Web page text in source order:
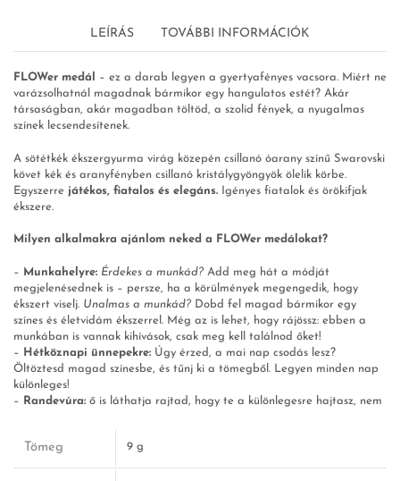
LEÍRÁS TOVÁBBI INFORMÁCIÓK
FLOWer medál
– ez a darab legyen a gyertyafényes vacsora. Miért ne
varázsolhatnál magadnak bármikor egy hangulatos estét? Akár
társaságban, akár magadban töltöd, a szolid fények, a nyugalmas
színek lecsendesítenek.
A sötétkék ékszergyurma virág közepén csillanó óarany színű Swarovski
követ kék és aranyfényben csillanó kristálygyöngyök ölelik körbe.
Egyszerre játékos, fiatalos és elegáns. Igényes fiatalok és örökifjak
ékszere.
Milyen alkalmakra ajánlom neked a FLOWer medálokat?
– Munkahelyre: Érdekes a munkád? Add meg hát a módját
megjelenésednek is – persze, ha a körülmények megengedik, hogy
ékszert viselj. Unalmas a munkád? Dobd fel magad bármikor egy
színes és életvidám ékszerrel. Még az is lehet, hogy rájössz: ebben a
munkában is vannak kihívások, csak meg kell találnod őket!
–
Hétköznapi ünnepekre: Úgy érzed, a mai nap csodás lesz?
Öltöztesd magad színesbe, és tűnj ki a tömegből. Legyen minden nap
különleges!
– Randevúra: ő is láthatja rajtad, hogy te a különlegesre hajtasz, nem
Tömeg 9 g